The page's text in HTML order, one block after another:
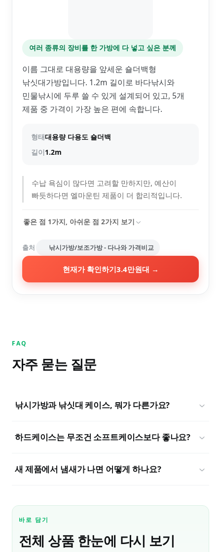
여러 종류의 장비를 한 가방에 다 넣고 싶은 분께
이름 그대로 대용량을 앞세운 숄더백형
낚싯대가방입니다. 1.2m 길이로 바다낚시와
민물낚시에 두루 쓸 수 있게 설계되어 있고, 5개
제품 중 가격이 가장 높은 편에 속합니다.
형태대용량 다용도 숄더백
길이1.2m
수납 욕심이 많다면 고려할 만하지만, 예산이
빠듯하다면 엘마운틴 제품이 더 합리적입니다.
좋은 점 1가지, 아쉬운 점 2가지 보기
출처 낚시가방/보조가방 - 다나와 가격비교
현재가 확인하기3.4만원대 →
FAQ
자주 묻는 질문
낚시가방과 낚싯대 케이스, 뭐가 다른가요?
하드케이스는 무조건 소프트케이스보다 좋나요?
새 제품에서 냄새가 나면 어떻게 하나요?
바로 담기
전체 상품 한눈에 다시 보기